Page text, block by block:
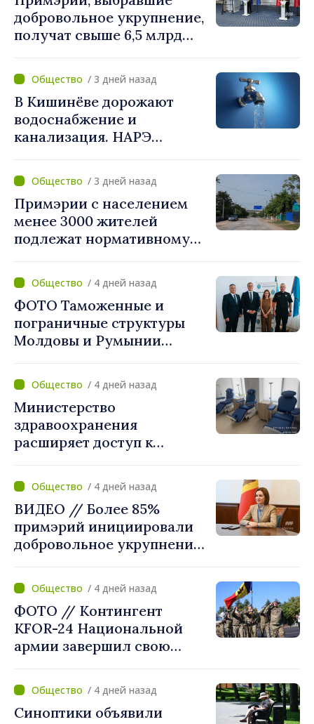
добровольное укрупнение,
получат свыше 6,5 млрд
«Правительство
предоставляет примэриям,
которые добровольно
объединяются,
беспрецедентный
/ 3 дней назад
В Кишинёве дорожают
водоснабжение и
канализация. НАРЭ
/ 3 дней назад
Примэрии с населением
менее 3000 жителей
подлежат нормативному
«Реформу нужно
завершить этой осенью»
/ 4 дней назад
ФОТО Таможенные и
пограничные структуры
Молдовы и Румынии
по разгрузке движения на
КПП "Леушены–Албица"
/ 4 дней назад
Министерство
здравоохранения
расширяет доступ к
Новоаненской и Сорокской
районных больницах
/ 4 дней назад
ВИДЕО // Более 85%
примэрий инициировали
добровольное укрупнение.
приветствует смелые
решения местных властей:
«Вы поставили интересы
людей на первое место»
/ 4 дней назад
ФОТО // Контингент
KFOR-24 Национальной
армии завершил свою
/ 4 дней назад
Синоптики объявили